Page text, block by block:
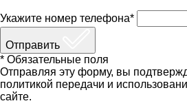
Укажите номер телефона*
Отправить
* Обязательные поля
Отправляя эту форму, вы
политикой передачи и
сайте.